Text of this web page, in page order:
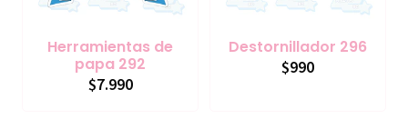
Herramientas de
papa 292
$7.990
Destornillador 296
$990